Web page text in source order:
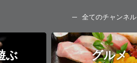
全てのチャンネル
ぶ グルメ